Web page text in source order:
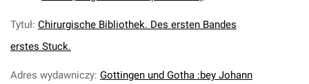
Tytuł: Chirurgische Bibliothek. Des ersten Bandes
erstes Stuck.
Adres wydawniczy: Gottingen und Gotha :bey Johann